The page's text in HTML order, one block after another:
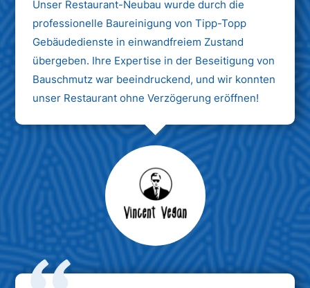
Unser Restaurant-Neubau wurde durch die
professionelle Baureinigung von Tipp-Topp
Gebäudedienste in einwandfreiem Zustand
übergeben. Ihre Expertise in der Beseitigung von
Bauschmutz war beeindruckend, und wir konnten
unser Restaurant ohne Verzögerung eröffnen!
Max Mustermann
Unternehmen AG